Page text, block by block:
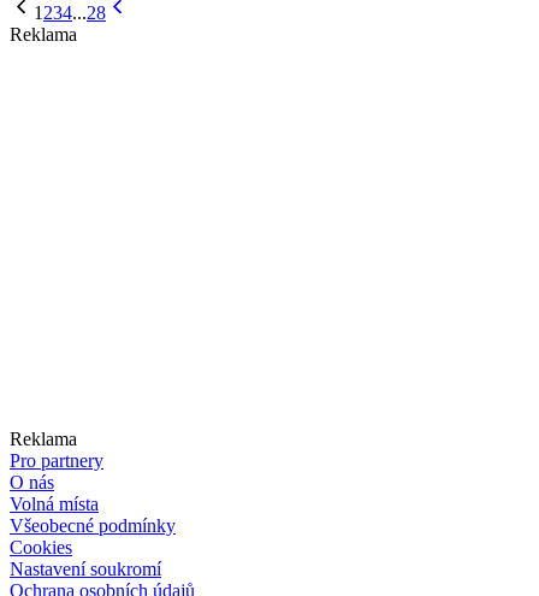
1 234...28
Reklama
Reklama
Pro partnery
O nás
Volná místa
Všeobecné podmínky
Cookies
Nastavení soukromí
Ochrana osobních údajů